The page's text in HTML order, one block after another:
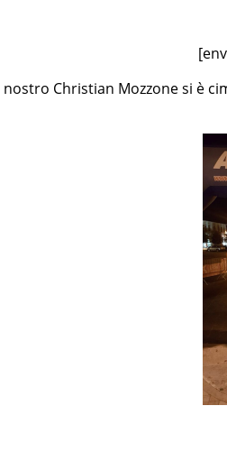
Christian Mozzone si è